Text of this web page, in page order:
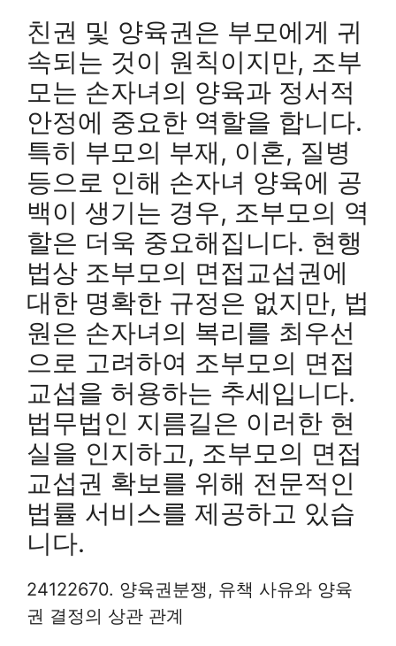
친권 및 양육권은 부모에게 귀
속되는 것이 원칙이지만, 조부
모는 손자녀의 양육과 정서적
안정에 중요한 역할을 합니다.
특히 부모의 부재, 이혼, 질병
등으로 인해 손자녀 양육에 공
백이 생기는 경우, 조부모의 역
할은 더욱 중요해집니다. 현행
법상 조부모의 면접교섭권에
대한 명확한 규정은 없지만, 법
원은 손자녀의 복리를 최우선
으로 고려하여 조부모의 면접
교섭을 허용하는 추세입니다.
법무법인 지름길은 이러한 현
실을 인지하고, 조부모의 면접
교섭권 확보를 위해 전문적인
법률 서비스를 제공하고 있습
니다.
24122670. 양육권분쟁, 유책 사유와 양육
권 결정의 상관 관계